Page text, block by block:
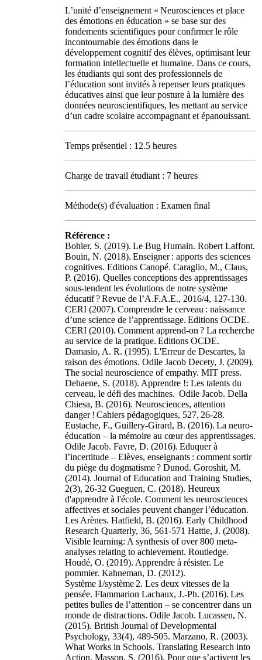
L’unité d’enseignement « Neurosciences et place
des émotions en éducation » se base sur des
fondements scientifiques pour confirmer le rôle
incontournable des émotions dans le
développement cognitif des élèves, optimisant leur
formation intellectuelle et humaine. Dans ce cours,
les étudiants qui sont des professionnels de
l’éducation sont invités à repenser leurs pratiques
éducatives ainsi que leur posture à la lumière des
données neuroscientifiques, les mettant au service
d’un cadre scolaire accompagnant et épanouissant.
Temps présentiel : 12.5 heures
Charge de travail étudiant : 7 heures
Méthode(s) d'évaluation : Examen final
Référence :
Bohler, S. (2019). Le Bug Humain. Robert Laffont.
Bouin, N. (2018). Enseigner : apports des sciences
cognitives. Editions Canopé. Caraglio, M., Claus,
P. (2016). Quelles conceptions des apprentissages
sous-tendent les évolutions de notre système
éducatif ? Revue de l’A.F.A.E., 2016/4, 127-130.
CERI (2007). Comprendre le cerveau : naissance
d’une science de l’apprentissage. Editions OCDE.
CERI (2010). Comment apprend-on ? La recherche
au service de la pratique. Editions OCDE.
Damasio, A. R. (1995). L'Erreur de Descartes, la
raison des émotions. Odile Jacob Decety, J. (2009).
The social neuroscience of empathy. MIT press.
Dehaene, S. (2018). Apprendre !: Les talents du
cerveau, le défi des machines. Odile Jacob. Della
Chiesa, B. (2016). Neurosciences, attention
danger ! Cahiers pédagogiques, 527, 26-28.
Eustache, F., Guillery-Girard, B. (2016). La neuro-
éducation – la mémoire au cœur des apprentissages.
Odile Jacob. Favre, D. (2016). Eduquer à
l’incertitude – Elèves, enseignants : comment sortir
du piège du dogmatisme ? Dunod. Goroshit, M.
(2014). Journal of Education and Training Studies,
2(3), 26-32 Gueguen, C. (2018). Heureux
d'apprendre à l'école. Comment les neurosciences
affectives et sociales peuvent changer l’éducation.
Les Arènes. Hatfield, B. (2016). Early Childhood
Research Quarterly, 36, 561-571 Hattie, J. (2008).
Visible learning: A synthesis of over 800 meta-
analyses relating to achievement. Routledge.
Houdé, O. (2019). Apprendre à résister. Le
pommier. Kahneman, D. (2012).
Système 1/système 2. Les deux vitesses de la
pensée. Flammarion Lachaux, J.-Ph. (2016). Les
petites bulles de l’attention – se concentrer dans un
monde de distractions. Odile Jacob. Lucassen, N.
(2015). British Journal of Developmental
Psychology, 33(4), 489-505. Marzano, R. (2003).
What Works in Schools. Translating Research into
Action. Masson, S. (2016). Pour que s’activent les